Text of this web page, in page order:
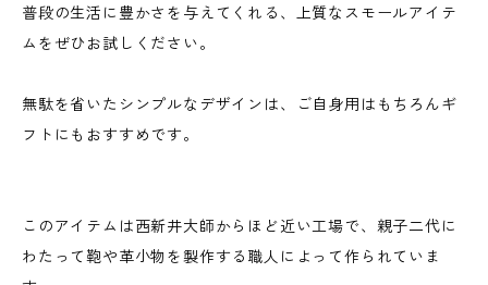
普段の生活に豊かさを与えてくれる、上質なスモールアイテ
ムをぜひお試しください。
無駄を省いたシンプルなデザインは、ご自身用はもちろんギ
フトにもおすすめです。
このアイテムは西新井大師からほど近い工場で、親子二代に
わたって鞄や革小物を製作する職人によって作られていま